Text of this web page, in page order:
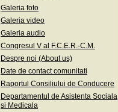
Galeria foto
Galeria video
Galeria audio
Congresul V al F.C.E.R.-C.M.
Despre noi (About us)
Date de contact comunitati
Raportul Consiliului de Conducere
Departamentul de Asistenta Sociala
si Medicala